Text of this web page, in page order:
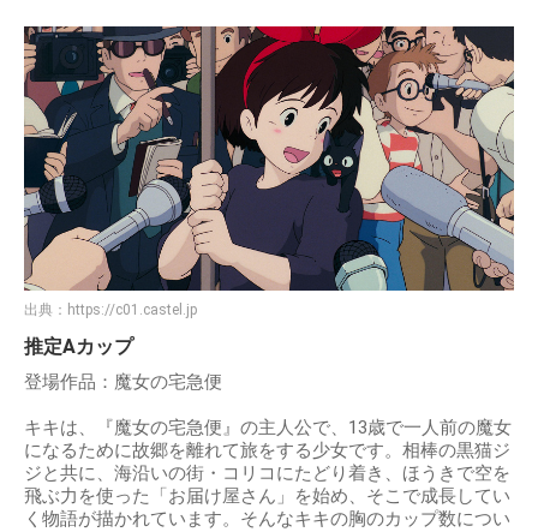
出典： https://c01.castel.jp
推定Aカップ
登場作品：魔女の宅急便
キキは、『魔女の宅急便』の主人公で、13歳で一人前の魔女
になるために故郷を離れて旅をする少女です。相棒の黒猫ジ
ジと共に、海沿いの街・コリコにたどり着き、ほうきで空を
飛ぶ力を使った「お届け屋さん」を始め、そこで成長してい
く物語が描かれています。そんなキキの胸のカップ数につい